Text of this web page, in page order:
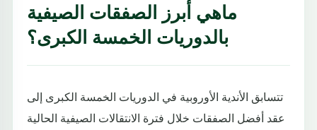
ماهي أبرز الصفقات الصيفية
بالدوريات الخمسة الكبرى؟
تتسابق الأندية الأوروبية في الدوريات الخمسة الكبرى إلى
عقد أفضل الصفقات خلال فترة الانتقالات الصيفية الحالية